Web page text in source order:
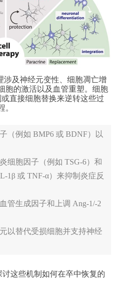
涉及神经元变性、细胞凋亡增
胞的激活以及血管重塑。细胞
直接细胞替换来逆转这些过
。
（例如 BMP6 或 BDNF）以
细胞因子（例如 TSG-6）和
1β 或 TNF-α）来抑制炎症反
管生成因子和上调 Ang-1/-2
以替代受损细胞并支持神经
这些机制如何在卒中恢复的